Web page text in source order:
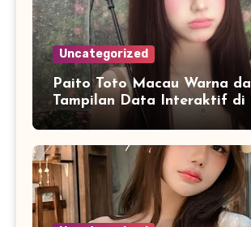
Uncategorized
Paito Toto Macau Warna
Tampilan Data Interaktif di
Informasi Digital Modern